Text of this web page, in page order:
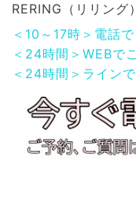
RERING（リリング
＜10～17時＞電話
＜24時間＞WEBで
＜24時間＞ライン